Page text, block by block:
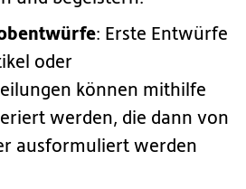
: Erste Entwürfe
oder
können mithilfe
werden, die dann von
ausformuliert werden